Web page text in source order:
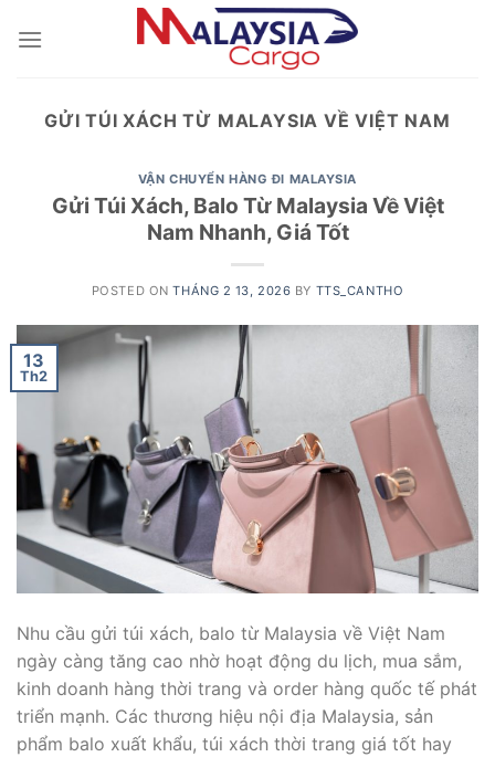
GỬI TÚI XÁCH TỪ MALAYSIA VỀ VIỆT NAM
VẬN CHUYỂN HÀNG ĐI MALAYSIA
Gửi Túi Xách, Balo Từ Malaysia Về Việt
Nam Nhanh, Giá Tốt
POSTED ONTHÁNG 2 13, 2026 BY TTS_CANTHO
13
Th2
Nhu cầu gửi túi xách, balo từ Malaysia về Việt Nam
ngày càng tăng cao nhờ hoạt động du lịch, mua sắm,
kinh doanh hàng thời trang và order hàng quốc tế phát
triển mạnh. Các thương hiệu nội địa Malaysia, sản
phẩm balo xuất khẩu, túi xách thời trang giá tốt hay